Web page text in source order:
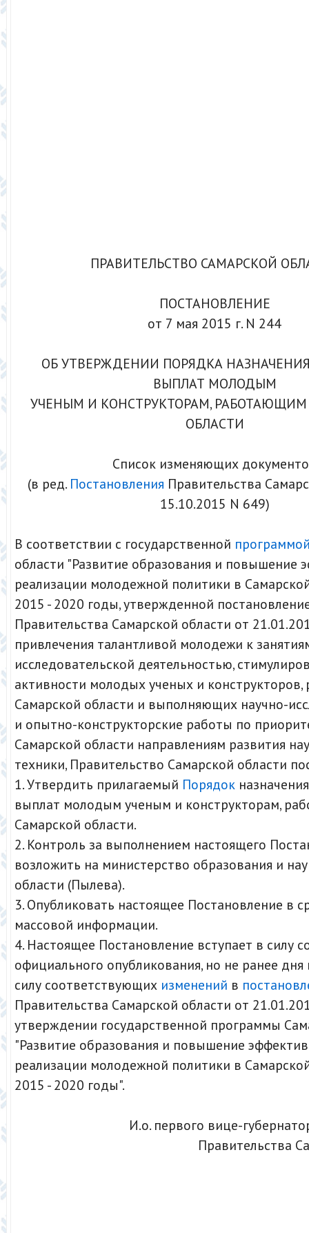
ПРАВИТЕЛЬСТВО САМАРСКОЙ
ПОСТАНОВЛЕНИЕ
от 7 мая 2015 г. N 244
ОБ УТВЕРЖДЕНИИ ПОРЯДКА
ВЫПЛАТ МОЛОДЫМ
УЧЕНЫМ И КОНСТРУКТОРАМ,
ОБЛАСТИ
Список изменяющих
(в ред. Постановления Правительства
15.10.2015 N 649)
В соответствии с государственной
области "Развитие образования и повышение
реализации молодежной политики в
2015 - 2020 годы, утвержденной
Правительства Самарской области от
привлечения талантливой молодежи к
исследовательской деятельностью,
активности молодых ученых и
Самарской области и выполняющих научно-
и опытно-конструкторские работы по
Самарской области направлениям развития
техники, Правительство Самарской области
1. Утвердить прилагаемый Порядок
выплат молодым ученым и конструкторам,
Самарской области.
2. Контроль за выполнением настоящего
возложить на министерство образования и
области (Пылева).
3. Опубликовать настоящее Постановление в
массовой информации.
4. Настоящее Постановление вступает в силу
официального опубликования, но не ранее дня
силу соответствующих изменений в
Правительства Самарской области от
утверждении государственной программы
"Развитие образования и повышение
реализации молодежной политики в
2015 - 2020 годы".
И.о. первого вице-
Правительства